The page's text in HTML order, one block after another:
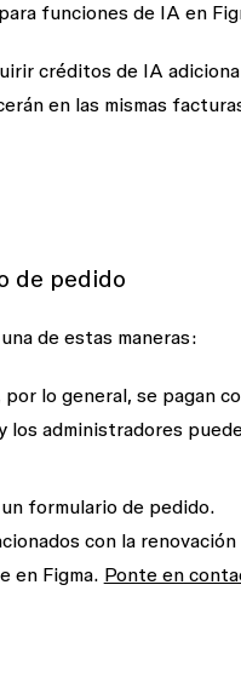
funciones de IA en
créditos de IA
en las mismas
de pedido
de estas maneras:
lo general, se pagan
los administradores
formulario de pedido.
con la renovación
en Figma. Ponte en